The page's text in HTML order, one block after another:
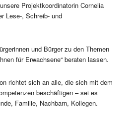
Projektkoordinatorin Cornelia
Lese-, Schreib- und
und Bürger zu den Themen
für Erwachsene“ beraten lassen.
richtet sich an alle, die sich mit dem
beschäftigen – sei es
Familie, Nachbarn, Kollegen.